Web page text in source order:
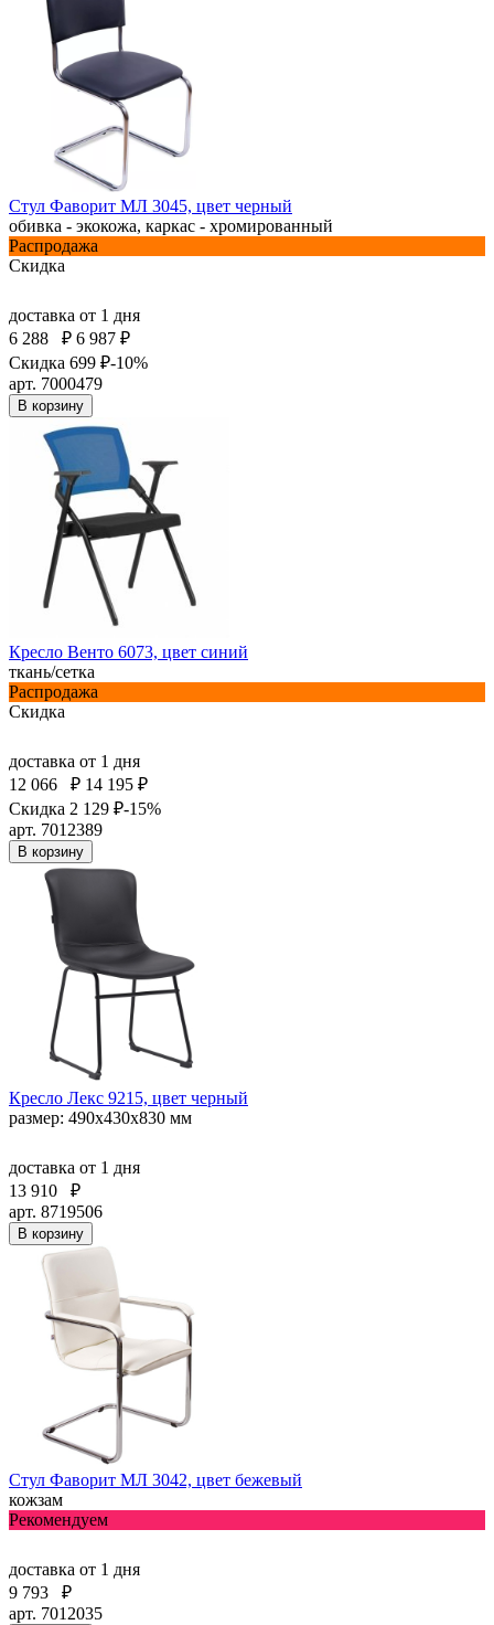
Стул Фаворит МЛ 3045, цвет черный
обивка - экокожа, каркас - хромированный
Распродажа
Скидка
доставка от 1 дня
6 288
₽ 6 987 ₽
Скидка 699 ₽-10%
арт. 7000479
В корзину
Кресло Венто 6073, цвет синий
ткань/сетка
Распродажа
Скидка
доставка от 1 дня
12 066
₽ 14 195 ₽
Скидка 2 129 ₽-15%
арт. 7012389
В корзину
Кресло Лекс 9215, цвет черный
размер: 490х430х830 мм
доставка от 1 дня
13 910
₽
арт. 8719506
В корзину
Стул Фаворит МЛ 3042, цвет бежевый
кожзам
Рекомендуем
доставка от 1 дня
9 793
₽
арт. 7012035